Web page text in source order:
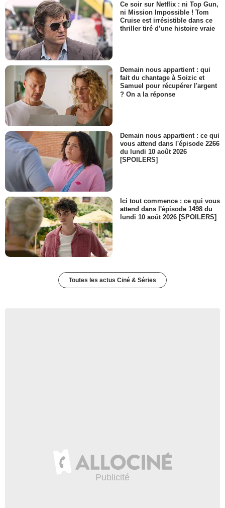
Ce soir sur Netflix : ni Top Gun,
ni Mission Impossible ! Tom
Cruise est irrésistible dans ce
thriller tiré d’une histoire vraie
Demain nous appartient : qui
fait du chantage à Soizic et
Samuel pour récupérer l'argent
? On a la réponse
Demain nous appartient : ce qui
vous attend dans l'épisode 2266
du lundi 10 août 2026
[SPOILERS]
Ici tout commence : ce qui vous
attend dans l'épisode 1498 du
lundi 10 août 2026 [SPOILERS]
Toutes les actus Ciné & Séries